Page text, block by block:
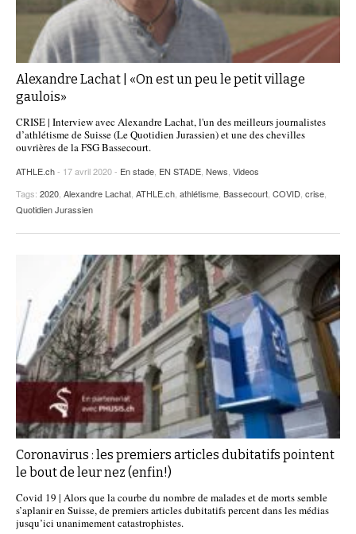
Alexandre Lachat | «On est un peu le petit village
gaulois»
CRISE | Interview avec Alexandre Lachat, l'un des meilleurs journalistes
d’athlétisme de Suisse (Le Quotidien Jurassien) et une des chevilles
ouvrières de la FSG Bassecourt.
ATHLE.ch- 17 avril 2020 - En stade, EN STADE, News, Videos
Tags: 2020, Alexandre Lachat, ATHLE.ch, athlétisme, Bassecourt, COVID, crise,
Quotidien Jurassien
Coronavirus : les premiers articles dubitatifs pointent
le bout de leur nez (enfin!)
Covid 19 | Alors que la courbe du nombre de malades et de morts semble
s’aplanir en Suisse, de premiers articles dubitatifs percent dans les médias
jusqu’ici unanimement catastrophistes.